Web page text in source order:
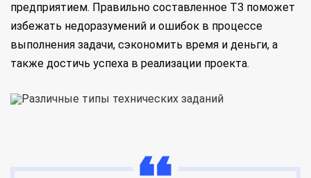
предприятием. Правильно составленное ТЗ поможет
избежать недоразумений и ошибок в процессе
выполнения задачи, сэкономить время и деньги, а
также достичь успеха в реализации проекта.